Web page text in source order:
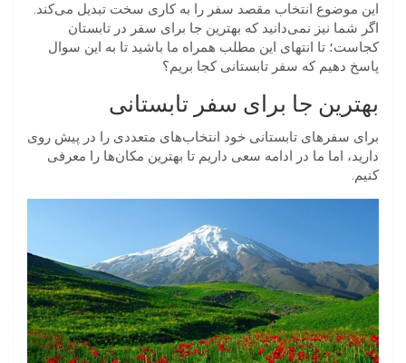
این موضوع انتخاب مقصد سفر را به کاری سخت تبدیل می‌کند.
اگر شما نیز نمی‌دانید که بهترین جا برای سفر در تابستان
کجاست؛ تا انتهای این مطلب همراه ما باشید تا به این سوال
پاسخ دهیم که سفر تابستانی کجا بریم؟
بهترین جا برای سفر تابستانی
برای سفرهای تابستانی خود انتخاب‌های متعددی را در پیش روی
دارید، اما ما در ادامه سعی داریم تا بهترین مکان‌ها را معرفی
کنیم.